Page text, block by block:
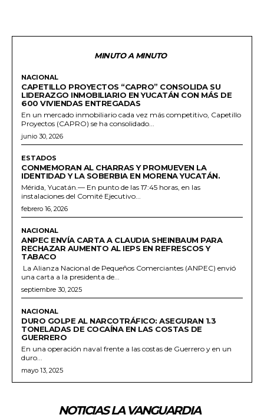
MINUTO A MINUTO
NACIONAL
CAPETILLO PROYECTOS “CAPRO” CONSOLIDA SU
LIDERAZGO INMOBILIARIO EN YUCATÁN CON MÁS DE
600 VIVIENDAS ENTREGADAS
En un mercado inmobiliario cada vez más competitivo, Capetillo
Proyectos (CAPRO) se ha consolidado...
junio 30, 2026
ESTADOS
CONMEMORAN AL CHARRAS Y PROMUEVEN LA
IDENTIDAD Y LA SOBERBIA EN MORENA YUCATÁN.
Mérida, Yucatán.— En punto de las 17:45 horas, en las
instalaciones del Comité Ejecutivo...
febrero 16, 2026
NACIONAL
ANPEC ENVÍA CARTA A CLAUDIA SHEINBAUM PARA
RECHAZAR AUMENTO AL IEPS EN REFRESCOS Y
TABACO
La Alianza Nacional de Pequeños Comerciantes (ANPEC) envió
una carta a la presidenta de...
septiembre 30, 2025
NACIONAL
DURO GOLPE AL NARCOTRÁFICO: ASEGURAN 1.3
TONELADAS DE COCAÍNA EN LAS COSTAS DE
GUERRERO
En una operación naval frente a las costas de Guerrero y en un
duro...
mayo 13, 2025
NOTICIAS LA VANGUARDIA